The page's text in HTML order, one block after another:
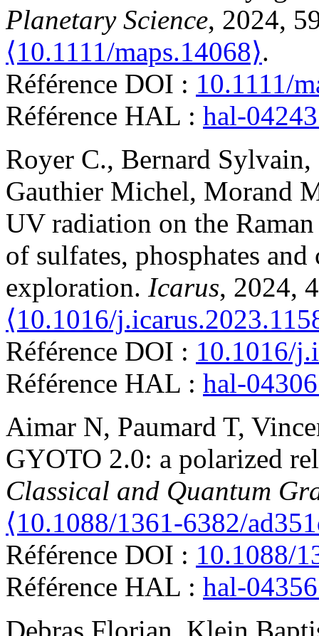
Planetary Science, 2024,
⟨10.1111/maps.14068⟩.
Référence DOI : 10.1111/
Référence HAL : hal-
Royer C., Bernard Sylvain,
Gauthier Michel, Morand
UV radiation on the
of sulfates, phosphates
exploration. Icarus, 2024,
⟨10.1016/
Référence DOI : 10.1016/
Référence HAL : hal-
Aimar N, Paumard T,
GYOTO 2.0: a polarized
Classical and Quantum
⟨10.1088/1361-6382/
Référence DOI : 10.1088/
Référence HAL : hal-